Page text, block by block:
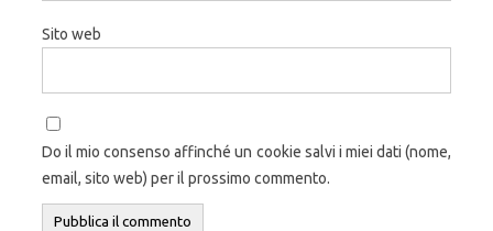
Sito web
Do il mio consenso affinché un cookie salvi i miei dati (nome,
email, sito web) per il prossimo commento.